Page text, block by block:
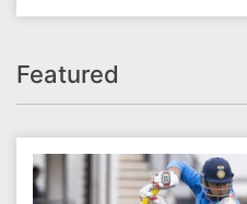
Featured